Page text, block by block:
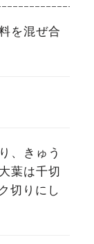
を混ぜ合
、きゅう
葉は千切
切りにし